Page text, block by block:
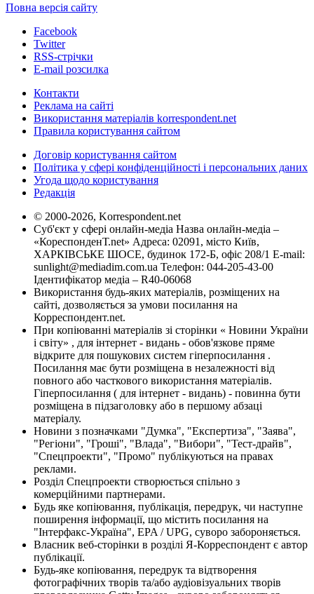
Повна версія сайту
Facebook
Twitter
RSS-стрічки
E-mail розсилка
Контакти
Реклама на сайті
Використання матеріалів korrespondent.net
Правила користування сайтом
Договір користування сайтом
Політика у сфері конфіденційності і персональних даних
Угода щодо користування
Редакція
© 2000-2026, Korrespondent.net
Суб'єкт у сфері онлайн-медіа Назва онлайн-медіа –
«КореспонденТ.net» Адреса: 02091, місто Київ,
ХАРКІВСЬКЕ ШОСЕ, будинок 172-Б, офіс 208/1 E-mail:
sunlight@mediadim.com.ua Телефон: 044-205-43-00
Ідентифікатор медіа – R40-06068
Використання будь-яких матеріалів, розміщених на
сайті, дозволяється за умови посилання на
Корреспондент.net.
При копіюванні матеріалів зі сторінки « Новини України
і світу» , для інтернет - видань - обов'язкове пряме
відкрите для пошукових систем гіперпосилання .
Посилання має бути розміщена в незалежності від
повного або часткового використання матеріалів.
Гіперпосилання ( для інтернет - видань) - повинна бути
розміщена в підзаголовку або в першому абзаці
матеріалу.
Новини з позначками "Думка", "Експертиза", "Заява",
"Регіони", "Гроші", "Влада", "Вибори", "Тест-драйв",
"Спецпроекти", "Промо" публікуються на правах
реклами.
Розділ Спецпроекти створюється спільно з
комерційними партнерами.
Будь яке копіювання, публікація, передрук, чи наступне
поширення інформації, що містить посилання на
"Інтерфакс-Україна", EPA / UPG, суворо забороняється.
Власник веб-сторінки в розділі Я-Корреспондент є автор
публікації.
Будь-яке копіювання, передрук та відтворення
фотографічних творів та/або аудіовізуальних творів